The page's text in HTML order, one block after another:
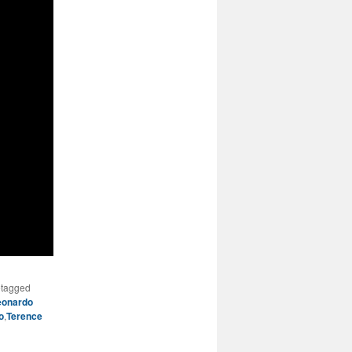
,Terence